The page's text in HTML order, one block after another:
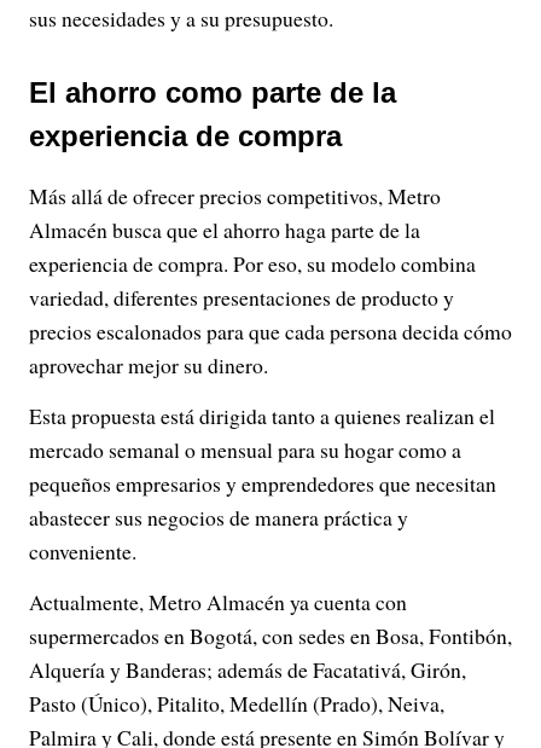
sus necesidades y a su presupuesto.
El ahorro como parte de la
experiencia de compra
Más allá de ofrecer precios competitivos, Metro
Almacén busca que el ahorro haga parte de la
experiencia de compra. Por eso, su modelo combina
variedad, diferentes presentaciones de producto y
precios escalonados para que cada persona decida cómo
aprovechar mejor su dinero.
Esta propuesta está dirigida tanto a quienes realizan el
mercado semanal o mensual para su hogar como a
pequeños empresarios y emprendedores que necesitan
abastecer sus negocios de manera práctica y
conveniente.
Actualmente, Metro Almacén ya cuenta con
supermercados en Bogotá, con sedes en Bosa, Fontibón,
Alquería y Banderas; además de Facatativá, Girón,
Pasto (Único), Pitalito, Medellín (Prado), Neiva,
Palmira y Cali, donde está presente en Simón Bolívar y